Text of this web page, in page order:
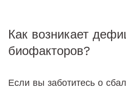
Как возникает
биофакторов?
Если вы заботитесь о